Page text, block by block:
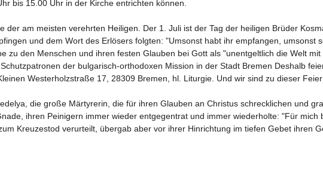
bis 15.00 Uhr in der Kirche entrichten können.
der am meisten verehrten Heiligen. Der 1. Juli ist der Tag der heiligen Brüder
und dem Wort des Erlösers folgten: "Umsonst habt ihr empfangen, umsonst
zu den Menschen und ihren festen Glauben bei Gott als "unentgeltlich die Welt
der bulgarisch-orthodoxen Mission in der Stadt Bremen Deshalb
Westerholzstraße 17, 28309 Bremen, hl. Liturgie. Und wir sind zu dieser Feier
die große Märtyrerin, die für ihren Glauben an Christus schrecklichen und
ihren Peinigern immer wieder entgegentrat und immer wiederholte: "Für mich
Kreuzestod verurteilt, übergab aber vor ihrer Hinrichtung im tiefen Gebet ihren